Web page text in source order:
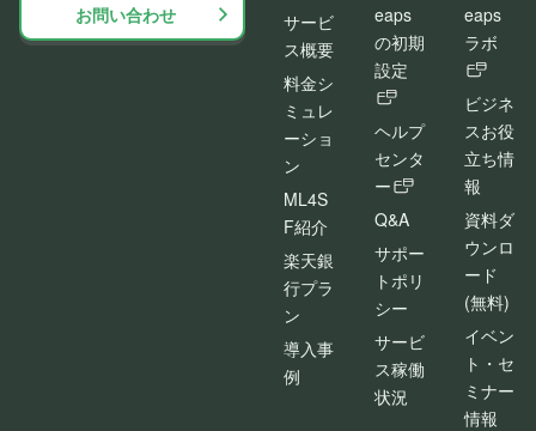
お問い合わせ
サービ
ス概要
料金シ
ミュレ
ーショ
ン
ML4S
F紹介
楽天銀
行プラ
ン
導入事
例
eaps
の初期
設定
ヘルプ
センタ
ー
Q&A
サポー
トポリ
シー
サービ
ス稼働
状況
eaps
ラボ
ビジネ
スお役
立ち情
報
資料ダ
ウンロ
ード
(無料)
イベン
ト・セ
ミナー
情報